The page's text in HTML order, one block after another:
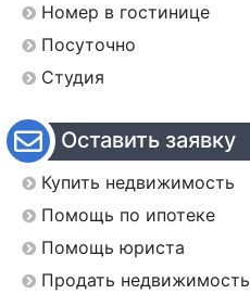
Номер в гостинице
Посуточно
Студия
Оставить заявку
Купить недвижимость
Помощь по ипотеке
Помощь юриста
Продать недвижимость